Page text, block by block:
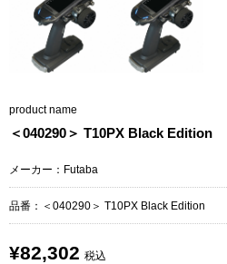
product name
＜040290＞ T10PX Black Edition
メーカー：Futaba
品番：＜040290＞ T10PX Black Edition
¥82,302 税込